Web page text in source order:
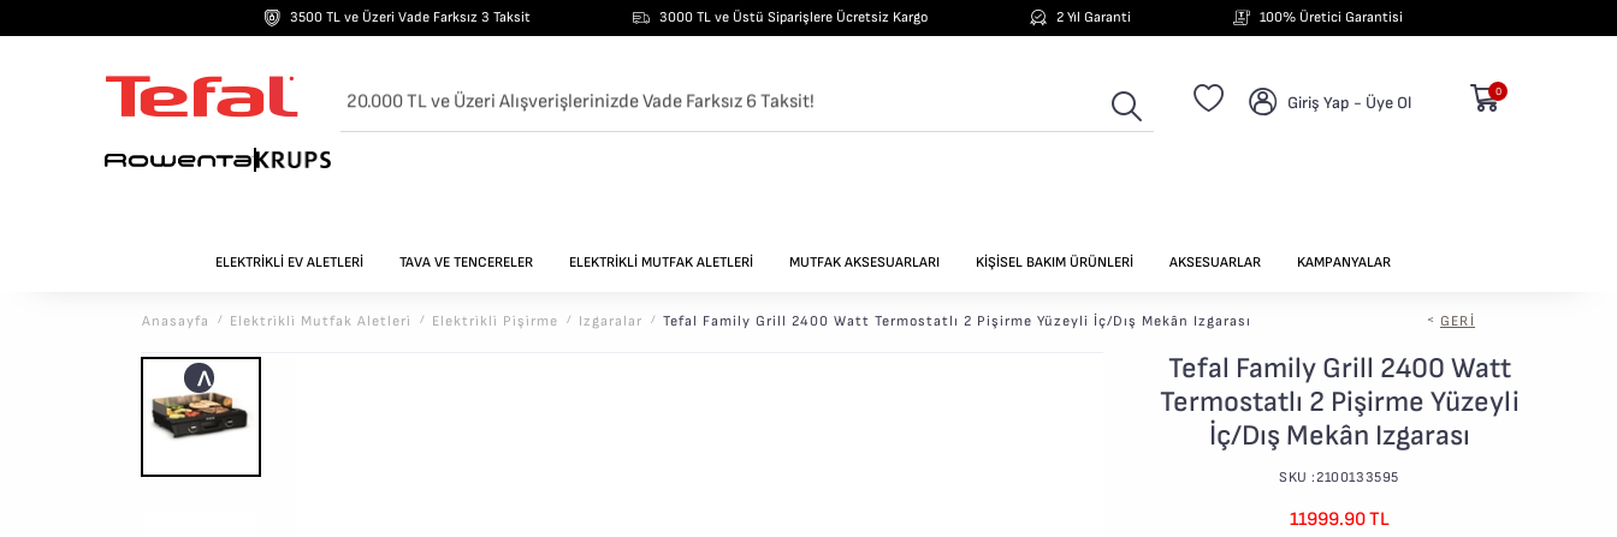
3500 TL ve Üzeri Vade Farksız 3 Taksit 3000 TL ve Üstü Siparişlere Ücretsiz Kargo 2 Yıl Garanti 100% Üretici Garantisi
20.000 TL ve Üzeri Alışverişlerinizde Vade Farksız 6 Taksit! Giriş Yap - Üye Ol
0
ELEKTRİKLİ EV ALETLERİ TAVA VE TENCERELER ELEKTRİKLİ MUTFAK ALETLERİ MUTFAK AKSESUARLARI KİŞİSEL BAKIM ÜRÜNLERİ AKSESUARLAR KAMPANYALAR
Anasayfa / Elektri̇kli̇ Mutfak Aletleri̇ / Elektri̇kli̇ Pi̇şi̇rme / Izgaralar / Tefal Family Grill 2400 Watt Termostatlı 2 Pişirme Yüzeyli İç/Dış Mekân Izgarası < GERI
<
Tefal Family Grill 2400 Watt
Termostatlı 2 Pişirme Yüzeyli
İç/Dış Mekân Izgarası
SKU :2100133595
11999.90 TL